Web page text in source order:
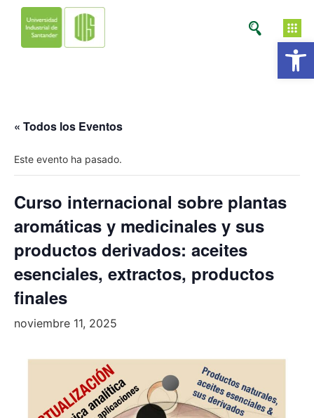
« Todos los Eventos
Este evento ha pasado.
Curso internacional sobre plantas
aromáticas y medicinales y sus
productos derivados: aceites
esenciales, extractos, productos
finales
noviembre 11, 2025